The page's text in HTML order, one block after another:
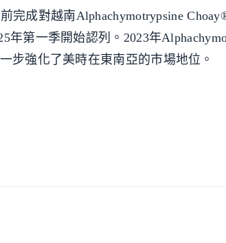
完成對越南Alphachymotrypsine
年第一季開始認列。2023年
步強化了美時在東南亞的市場地位。